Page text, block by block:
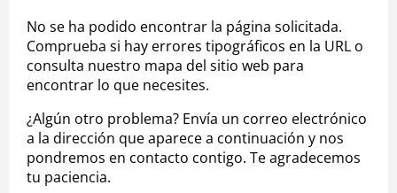
No se ha podido encontrar la página solicitada.
Comprueba si hay errores tipográficos en la URL o
consulta nuestro mapa del sitio web para
encontrar lo que necesites.
¿Algún otro problema? Envía un correo electrónico
a la dirección que aparece a continuación y nos
pondremos en contacto contigo. Te agradecemos
tu paciencia.